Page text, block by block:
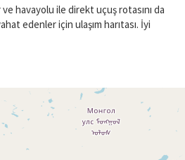
havayolu ile direkt uçuş rotasını da
edenler için ulaşım harıtası. İyi